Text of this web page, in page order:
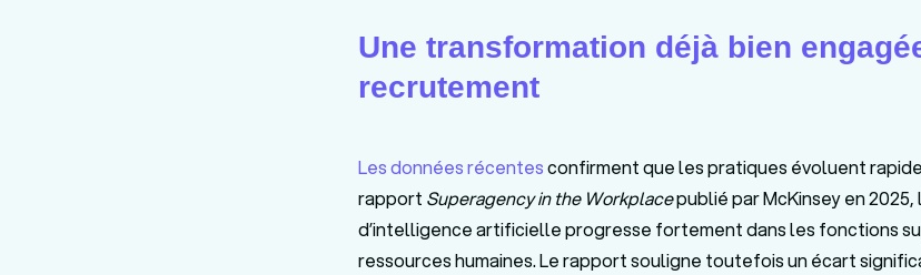
Une transformation déjà bien
recrutement
Les données récentesconfirment que les pratiques évoluent
rapport Superagency in the Workplacepublié par McKinsey en
d’intelligence artificielle progresse fortement dans les fonctions
ressources humaines. Le rapport souligne toutefois un écart